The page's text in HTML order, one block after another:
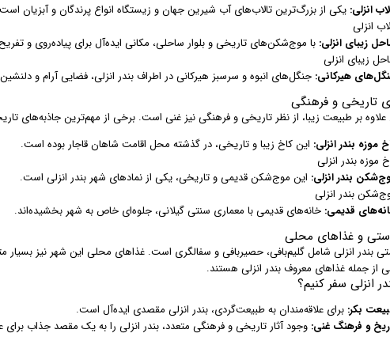
انزلی: یکی از بزرگ‌ترین تالاب‌های آب شیرین جهان و زیستگاه انواع پرندگان و آبزیان
انزلی
زیبای انزلی: با موج‌شکن‌های تاریخی و بلوار ساحلی، مکانی ایده‌آل برای پیاده‌روی و
زیبای انزلی
هیرکانی: جنگل‌های انبوه و سرسبز هیرکانی در اطراف بندر انزلی، فضایی آرام و
تاریخی و فرهنگی
علاوه بر طبیعت زیبا، از نظر تاریخی و فرهنگی نیز غنی است. برخی از مهم‌ترین جاذبه‌های
موزه بندر انزلی: این کاخ زیبا و تاریخی، در گذشته محل اقامت شاهان قاجار بوده است.
موزه بندر انزلی
بندر انزلی: این موج‌شکن قدیمی و تاریخی، یکی از نمادهای شهر بندر انزلی است.
بندر انزلی
قدیمی: خانه‌های قدیمی با معماری سنتی گیلانی، جلوه‌ای خاص به شهر بخشیده‌اند.
و غذاهای محلی
بندر انزلی شامل گلیم‌بافی، حصیربافی و سفالگری است. غذاهای محلی این شهر نیز بسیار
از جمله غذاهای معروف بندر انزلی هستند.
انزلی سفر کنیم؟
بکر: برای علاقه‌مندان به طبیعت‌گردی، بندر انزلی مقصدی ایده‌آل است.
و فرهنگ غنی: وجود آثار تاریخی و فرهنگی متعدد، بندر انزلی را به یک مقصد جذاب